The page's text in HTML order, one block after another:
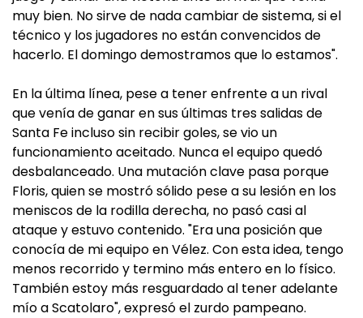
muy bien. No sirve de nada cambiar de sistema, si el
técnico y los jugadores no están convencidos de
hacerlo. El domingo demostramos que lo estamos".
En la última línea, pese a tener enfrente a un rival
que venía de ganar en sus últimas tres salidas de
Santa Fe incluso sin recibir goles, se vio un
funcionamiento aceitado. Nunca el equipo quedó
desbalanceado. Una mutación clave pasa porque
Floris, quien se mostró sólido pese a su lesión en los
meniscos de la rodilla derecha, no pasó casi al
ataque y estuvo contenido. "Era una posición que
conocía de mi equipo en Vélez. Con esta idea, tengo
menos recorrido y termino más entero en lo físico.
También estoy más resguardado al tener adelante
mío a Scatolaro", expresó el zurdo pampeano.